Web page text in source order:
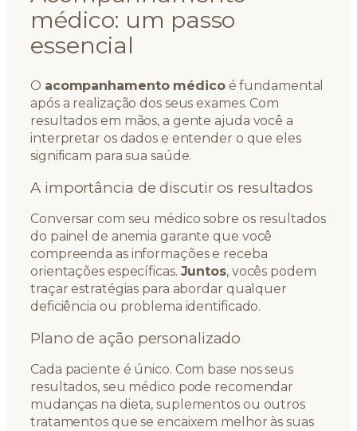
médico: um passo
essencial
O acompanhamento médicoé fundamental
após a realização dos seus exames. Com
resultados em mãos, a gente ajuda você a
interpretar os dados e entender o que eles
significam para sua saúde.
A importância de discutir os resultados
Conversar com seu médico sobre os resultados
do painel de anemia garante que você
compreenda as informações e receba
orientações específicas. Juntos, vocês podem
traçar estratégias para abordar qualquer
deficiência ou problema identificado.
Plano de ação personalizado
Cada paciente é único. Com base nos seus
resultados, seu médico pode recomendar
mudanças na dieta, suplementos ou outros
tratamentos que se encaixem melhor às suas